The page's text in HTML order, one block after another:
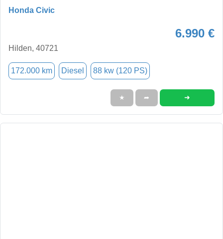
Honda Civic
6.990 €
Hilden, 40721
172.000 km Diesel 88 kw (120 PS)
★ ➦ ➜